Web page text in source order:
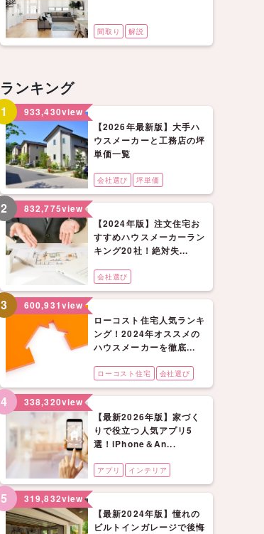
間取り 解説
ランキング
1 933,430view
【2026年最新版】大手ハ
ウスメーカーと工務店の坪
単価一覧
会社選び 坪単価
2 832,775view
【2024年版】注文住宅お
すすめハウスメーカーラン
キング20社！絶対失...
会社選び
3 600,931view
ローコスト住宅人気ランキ
ング！2024年オススメの
ハウスメーカーを徹底...
ローコスト住宅 会社選び
4 338,320view
【最新2026年版】家づく
りで役立つ人気アプリ5
選！iPhone＆An...
アプリ インテリア
5 319,832view
【最新2024年版】憧れの
ビルトインガレージで後悔